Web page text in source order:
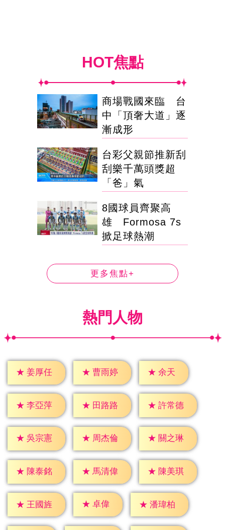
HOT焦點
商場戰國來臨 台
中「頂奢大道」逐
漸成形
台彩父親節推新刮
刮樂千萬頭獎超
「爸」氣
8國球員齊聚高
雄 Formosa 7s
掀足球熱潮
更多焦點+
熱門人物
★ 姜厚任 ★ 曹雨婷 ★ 余天
★ 李亞萍 ★ 田路路 ★ 許常德
★ 吳宗憲 ★ 周杰倫 ★ 關之琳
★ 陳泰銘 ★ 馬清偉 ★ 陳美琪
★ 王國旌 ★ 卓偉 ★ 潘瑋柏